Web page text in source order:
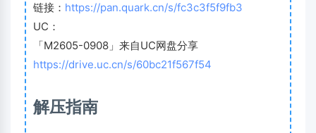
链接： https://pan.quark.cn/s/fc3c3f5f9fb3
UC：
「M2605-0908」来自UC网盘分享
https://drive.uc.cn/s/60bc21f567f54
解压指南